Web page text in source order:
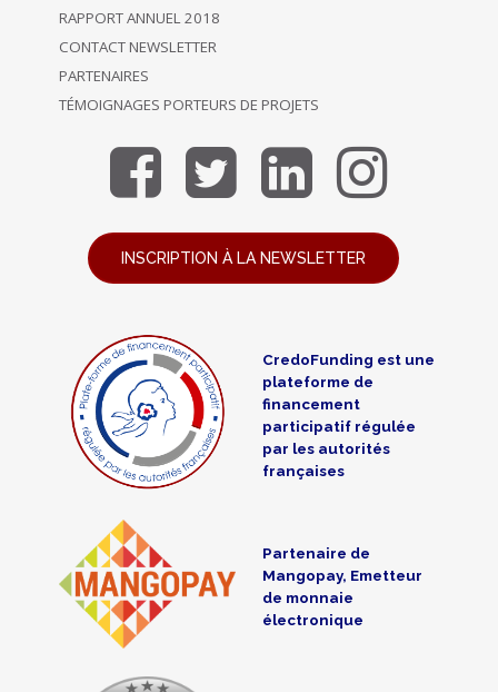
RAPPORT ANNUEL 2018
CONTACT NEWSLETTER
PARTENAIRES
TÉMOIGNAGES PORTEURS DE PROJETS
INSCRIPTION À LA NEWSLETTER
CredoFunding est une
plateforme de
financement
participatif régulée
par les autorités
françaises
Partenaire de
Mangopay, Emetteur
de monnaie
électronique